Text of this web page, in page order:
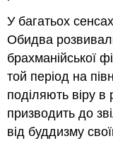
У багатьох
Обидва
брахманійської
той період на
поділяють віру в
призводить до
від буддизму